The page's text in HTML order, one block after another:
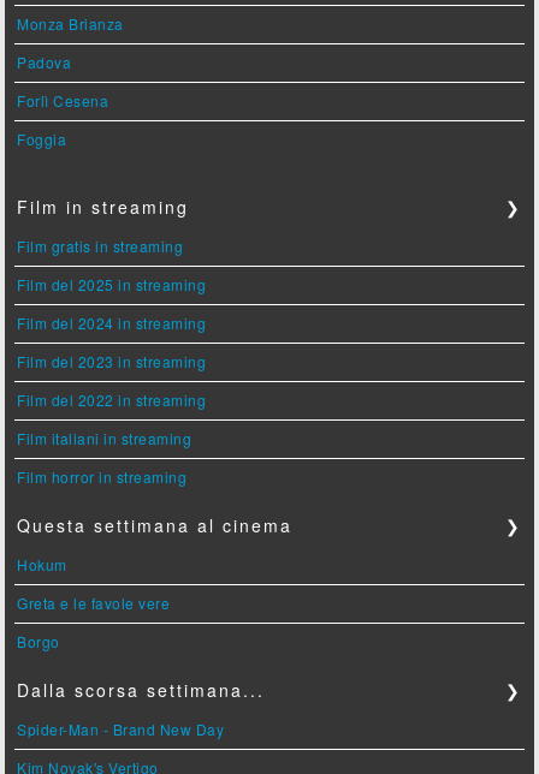
Monza Brianza
Padova
Forlì Cesena
Foggia
Film in streaming ❯
Film gratis in streaming
Film del 2025 in streaming
Film del 2024 in streaming
Film del 2023 in streaming
Film del 2022 in streaming
Film italiani in streaming
Film horror in streaming
Questa settimana al cinema ❯
Hokum
Greta e le favole vere
Borgo
Dalla scorsa settimana... ❯
Spider-Man - Brand New Day
Kim Novak's Vertigo